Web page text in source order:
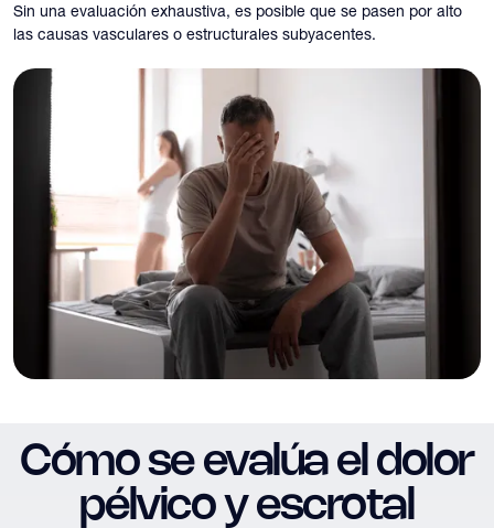
Sin una evaluación exhaustiva, es posible que se pasen por alto
las causas vasculares o estructurales subyacentes.
Cómo se evalúa el dolor
pélvico y escrotal